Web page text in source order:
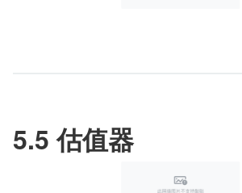
5.5 估值器